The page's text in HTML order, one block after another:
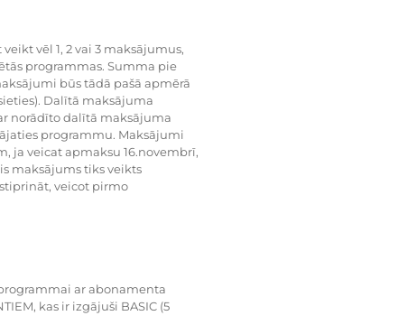
vēl 1, 2 vai 3 maksājumus,
programmas. Summa pie
būs tādā pašā apmērā
Dalītā maksājuma
norādīto dalītā maksājuma
programmu. Maksājumi
ja veicat apmaksu 16.novembrī,
maksājums tiks veikts
veicot pirmo
ar abonamenta
kas ir izgājuši BASIC (5